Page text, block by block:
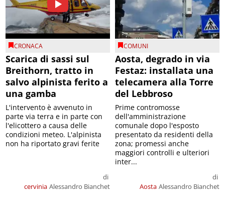
CRONACA
Scarica di sassi sul
Breithorn, tratto in
salvo alpinista ferito a
una gamba
cervinia
di
Alessandro Bianchet
L'intervento è avvenuto in
parte via terra e in parte con
l'elicottero a causa delle
condizioni meteo. L'alpinista
non ha riportato gravi ferite
COMUNI
Aosta, degrado in via
Festaz: installata una
telecamera alla Torre
del Lebbroso
Aosta
di
Alessandro Bianchet
Prime contromosse
dell'amministrazione
comunale dopo l'esposto
presentato da residenti della
zona; promessi anche
maggiori controlli e ulteriori
inter...